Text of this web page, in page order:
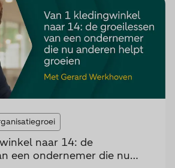
naar 14: de
een ondernemer die nu